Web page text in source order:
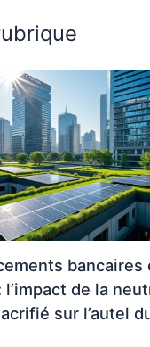
bancaires
l’impact de la
sur l’autel